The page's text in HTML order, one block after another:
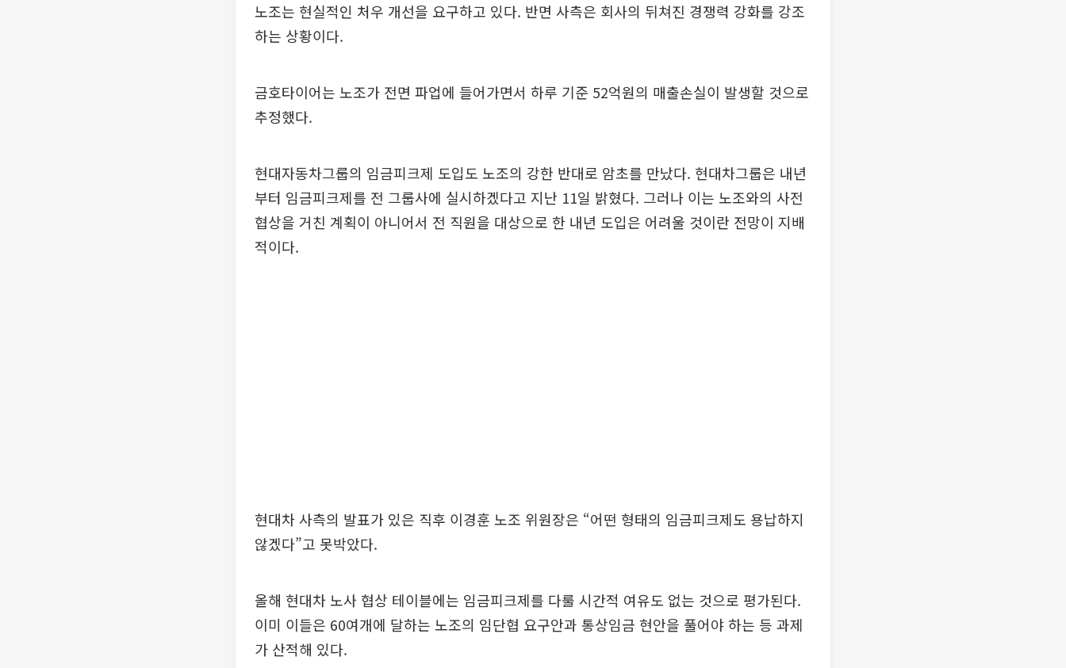
노조는 현실적인 처우 개선을 요구하고 있다. 반면 사측은 회사의 뒤쳐진 경쟁력 강화를 강조
하는 상황이다.
금호타이어는 노조가 전면 파업에 들어가면서 하루 기준 52억원의 매출손실이 발생할 것으로
추정했다.
현대자동차그룹의 임금피크제 도입도 노조의 강한 반대로 암초를 만났다. 현대차그룹은 내년
부터 임금피크제를 전 그룹사에 실시하겠다고 지난 11일 밝혔다. 그러나 이는 노조와의 사전
협상을 거친 계획이 아니어서 전 직원을 대상으로 한 내년 도입은 어려울 것이란 전망이 지배
적이다.
현대차 사측의 발표가 있은 직후 이경훈 노조 위원장은 “어떤 형태의 임금피크제도 용납하지
않겠다”고 못박았다.
올해 현대차 노사 협상 테이블에는 임금피크제를 다룰 시간적 여유도 없는 것으로 평가된다.
이미 이들은 60여개에 달하는 노조의 임단협 요구안과 통상임금 현안을 풀어야 하는 등 과제
가 산적해 있다.